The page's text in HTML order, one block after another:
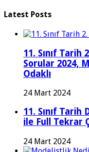
Latest Posts
11. Sınıf Tarih
Sorular 2024,
Odaklı
24 Mart 2024
11. Sınıf
ile Full Tekrar
24 Mart 2024